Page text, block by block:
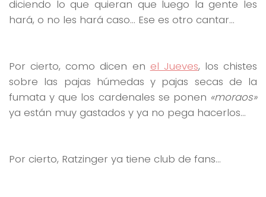
diciendo lo que quieran que luego la gente les
hará, o no les hará caso… Ese es otro cantar…
Por cierto, como dicen en el Jueves, los chistes
sobre las pajas húmedas y pajas secas de la
fumata y que los cardenales se ponen «moraos»
ya están muy gastados y ya no pega hacerlos…
Por cierto, Ratzinger ya tiene club de fans…